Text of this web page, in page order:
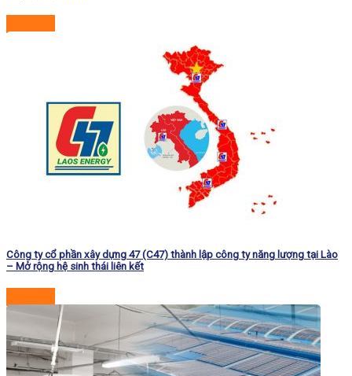
Công ty cổ phần xây dựng 47 (C47) thành lập công ty năng lượng tại Lào
– Mở rộng hệ sinh thái liên kết